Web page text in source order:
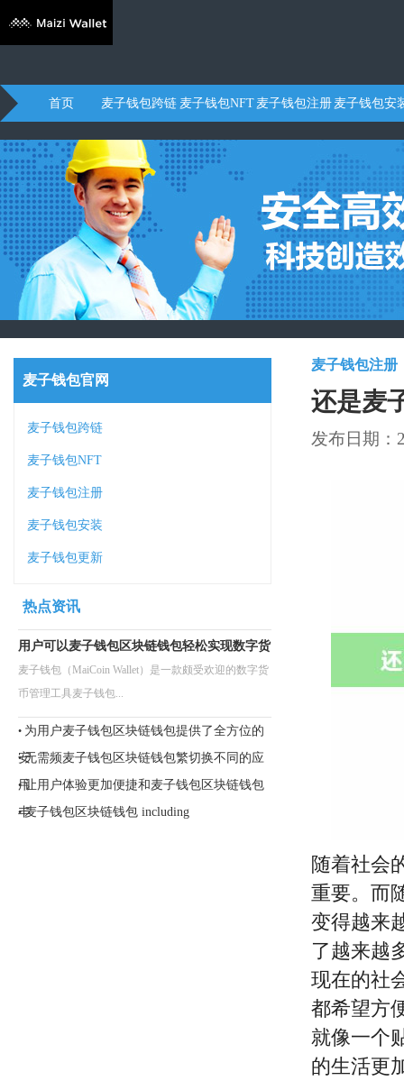
首页 麦子钱包跨链 麦子钱包NFT 麦子钱包注册 麦子钱包安
麦子钱包官网
麦子钱包跨链
麦子钱包NFT
麦子钱包注册
麦子钱包安装
麦子钱包更新
热点资讯
用户可以麦子钱包区块链钱包轻松实现数字货
麦子钱包（MaiCoin Wallet）是一款颇受欢迎的数字货
币管理工具麦子钱包...
• 为用户麦子钱包区块链钱包提供了全方位的
安
•无需频麦子钱包区块链钱包繁切换不同的应
用
•让用户体验更加便捷和麦子钱包区块链钱包
丰
•麦子钱包区块链钱包 including
麦子钱包注册
还是麦
发布日期：
随着社会
重要。而
变得越来
了越来越
现在的社
都希望方
就像一个
的生活更